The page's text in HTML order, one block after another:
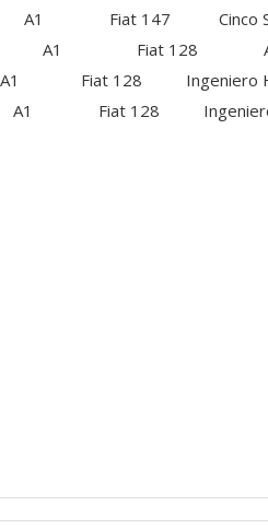
A1 Fiat 147 Cinco
A1 Fiat 128
Fiat 128 Ingeniero
Fiat 128 Ingeniero